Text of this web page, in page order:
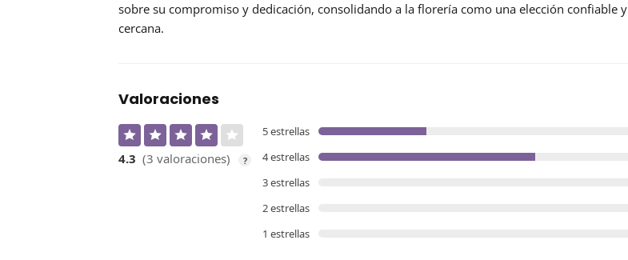
sobre su compromiso y dedicación, consolidando a la florería como una elección confiable y
cercana.
Valoraciones
4.3 (3 valoraciones) ?
5 estrellas
4 estrellas
3 estrellas
2 estrellas
1 estrellas